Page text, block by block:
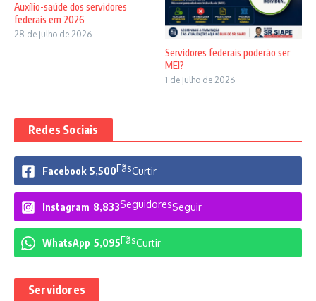
Auxílio-saúde dos servidores
federais em 2026
28 de julho de 2026
Servidores federais poderão ser
MEI?
1 de julho de 2026
Redes Sociais
Facebook 5,500FãsCurtir
Instagram 8,833SeguidoresSeguir
WhatsApp 5,095FãsCurtir
Servidores